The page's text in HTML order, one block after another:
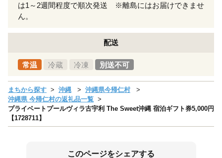
は1～2週間程度で順次発送 ※離島にはお届けできませ
ん。
配送
常温 冷蔵 冷凍 別送不可
まちから探す 沖縄
沖縄県今帰仁村
沖縄県 今帰仁村の返礼品一覧
プライベートプールヴィラ古宇利 The Sweet沖縄 宿泊ギフト券5,000円
【1728711】
このページをシェアする